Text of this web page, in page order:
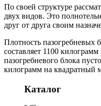
По своей структуре
двух видов. Это
друг от друга своим
Плотность пазогребневых
составляет 1100
пазогребневого блока
килограмм на квадратный
Каталог